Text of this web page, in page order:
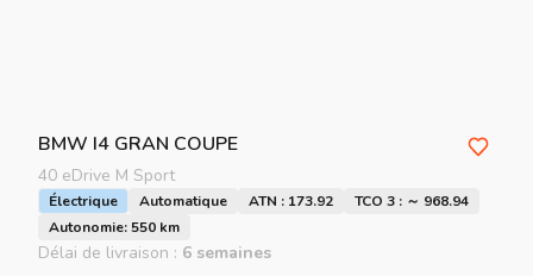
BMW I4 GRAN COUPE
40 eDrive M Sport
Électrique Automatique ATN : 173.92
TCO 3 : ～ 968.94
Autonomie: 550 km
Délai de livraison : 6 semaines